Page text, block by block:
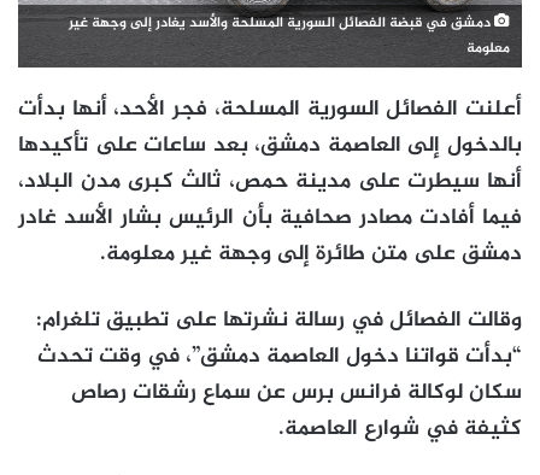
دمشق في قبضة الفصائل السورية المسلحة والأسد يغادر إلى وجهة غير
معلومة
أعلنت الفصائل السورية المسلحة، فجر الأحد، أنها بدأت
بالدخول إلى العاصمة دمشق، بعد ساعات على تأكيدها
أنها سيطرت على مدينة حمص، ثالث كبرى مدن البلاد،
فيما أفادت مصادر صحافية بأن الرئيس بشار الأسد غادر
دمشق على متن طائرة إلى وجهة غير معلومة.
وقالت الفصائل في رسالة نشرتها على تطبيق تلغرام:
“بدأت قواتنا دخول العاصمة دمشق”، في وقت تحدث
سكان لوكالة فرانس برس عن سماع رشقات رصاص
كثيفة في شوارع العاصمة.